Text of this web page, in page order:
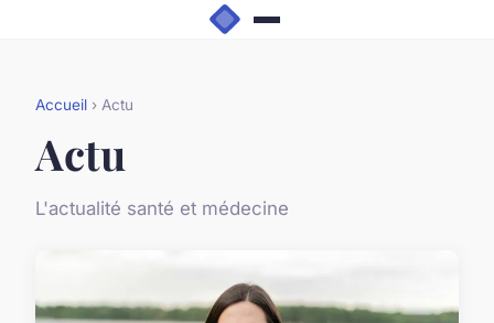
Accueil › Actu
Actu
L'actualité santé et médecine